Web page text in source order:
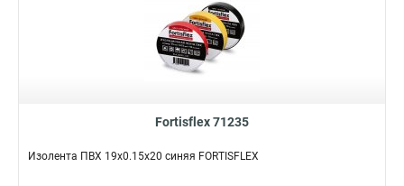
Fortisflex 71235
Изолента ПВХ 19х0.15х20 синяя FORTISFLEX